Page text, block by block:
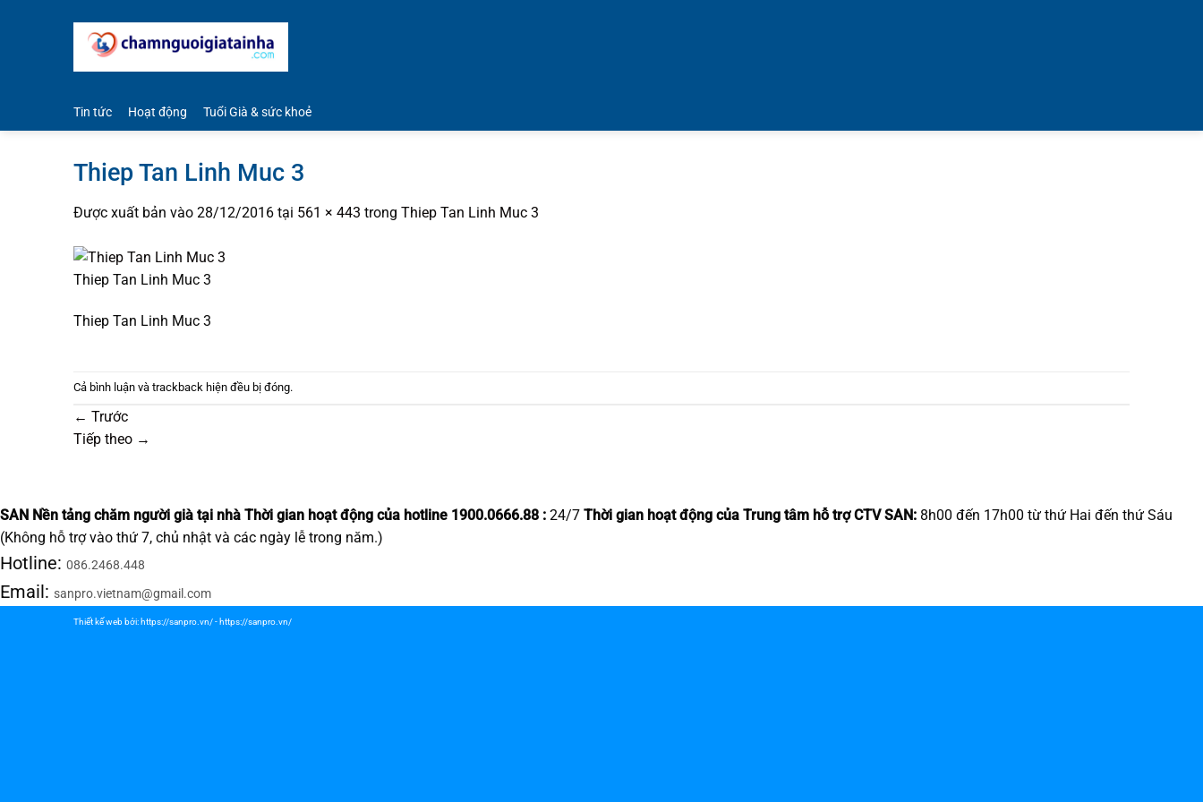
Tin tức Hoạt động Tuổi Già & sức khoẻ
Thiep Tan Linh Muc 3
Được xuất bản vào 28/12/2016 tại 561 × 443 trong Thiep Tan Linh Muc 3
Thiep Tan Linh Muc 3
Thiep Tan Linh Muc 3
Cả bình luận và trackback hiện đều bị đóng.
← Trước
Tiếp theo →
SAN Nền tảng chăm người già tại nhà Thời gian hoạt động của hotline 1900.0666.88 : 24/7 Thời gian hoạt động của Trung tâm hỗ trợ CTV SAN: 8h00 đến 17h00 từ thứ Hai đến thứ Sáu
(Không hỗ trợ vào thứ 7, chủ nhật và các ngày lễ trong năm.)
Hotline: 086.2468.448
Email: sanpro.vietnam@gmail.com
Thiết kế web bởi: https://sanpro.vn/- https://sanpro.vn/